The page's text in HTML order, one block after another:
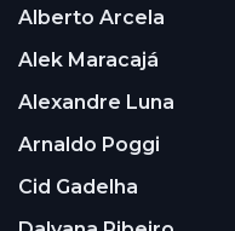
Alberto Arcela
Alek Maracajá
Alexandre Luna
Arnaldo Poggi
Cid Gadelha